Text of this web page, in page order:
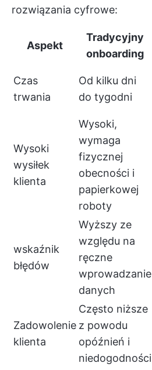
rozwiązania cyfrowe:
Aspekt
Tradycyjny
onboarding
Czas
trwania
Od kilku dni
do tygodni
Wysoki
wysiłek
klienta
Wysoki,
wymaga
fizycznej
obecności i
papierkowej
roboty
wskaźnik
błędów
Wyższy ze
względu na
ręczne
wprowadzanie
danych
Zadowolenie
klienta
Często niższe
z powodu
opóźnień i
niedogodności